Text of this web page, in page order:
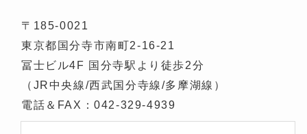
〒185-0021
東京都国分寺市南町2-16-21
冨士ビル4F 国分寺駅より徒歩2分
（JR中央線/西武国分寺線/多摩湖線）
電話＆FAX：042-329-4939